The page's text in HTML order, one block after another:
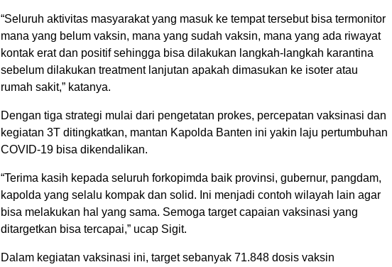
“Seluruh aktivitas masyarakat yang masuk ke tempat tersebut bisa termonitor
mana yang belum vaksin, mana yang sudah vaksin, mana yang ada riwayat
kontak erat dan positif sehingga bisa dilakukan langkah-langkah karantina
sebelum dilakukan treatment lanjutan apakah dimasukan ke isoter atau
rumah sakit,” katanya.
Dengan tiga strategi mulai dari pengetatan prokes, percepatan vaksinasi dan
kegiatan 3T ditingkatkan, mantan Kapolda Banten ini yakin laju pertumbuhan
COVID-19 bisa dikendalikan.
“Terima kasih kepada seluruh forkopimda baik provinsi, gubernur, pangdam,
kapolda yang selalu kompak dan solid. Ini menjadi contoh wilayah lain agar
bisa melakukan hal yang sama. Semoga target capaian vaksinasi yang
ditargetkan bisa tercapai,” ucap Sigit.
Dalam kegiatan vaksinasi ini, target sebanyak 71.848 dosis vaksin